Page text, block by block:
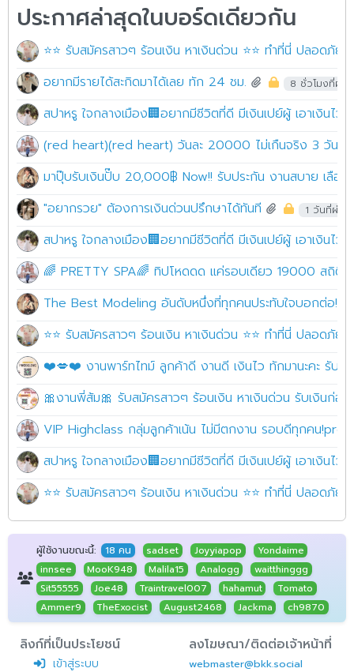
ประกาศล่าสุดในบอร์ดเดียวกัน
⭐⭐ รับสมัครสาวๆ ร้อนเงิน หาเงินด่วน ⭐⭐ ทำที่นี่ ปลอดภัย
อยากมีรายได้สะกิดมาได้เลย ทัก 24 ชม.
8 ชั่วโมงที่ผ่าน
สปาหรู ใจกลางเมือง🏢อยากมีชีวิตที่ดี มีเงินเปย์ผู้ เอาเงินไว้
(red heart)(red heart) วันละ 20000 ไม่เกืนจริง 3 วันฟา
มาปุ๊บรับเงินปั๊บ 20,000฿ Now!! รับประกัน งานสบาย เลือ
"อยากรวย" ต้องการเงินด่วนปรึกษาได้ทันที
1 วันที่ผ่าน
สปาหรู ใจกลางเมือง🏢อยากมีชีวิตที่ดี มีเงินเปย์ผู้ เอาเงินไว้
🌈 PRETTY SPA🌈 ทิปโหดดด แค่รอบเดียว 19000 สถิติใ
The Best Modeling อันดับหนึ่งที่ทุกคนประทับใจบอกต่อ!! ห
⭐⭐ รับสมัครสาวๆ ร้อนเงิน หาเงินด่วน ⭐⭐ ทำที่นี่ ปลอดภัย
❤️💋❤️ งานพาร์ทไทม์ ลูกค้าดี งานดี เงินไว ทักมานะคะ รับ
🎀งานพี่ส้ม🎀 รับสมัครสาวๆ ร้อนเงิน หาเงินด่วน รับเงินก่อน
VIP Highclass กลุ่มลูกค้าเน้น ไม่มีตกงาน รอบดีทุกคน
สปาหรู ใจกลางเมือง🏢อยากมีชีวิตที่ดี มีเงินเปย์ผู้ เอาเงินไว้
⭐⭐ รับสมัครสาวๆ ร้อนเงิน หาเงินด่วน ⭐⭐ ทำที่นี่ ปลอดภัย
ผู้ใช้งานขณะนี้: 18 คน sadset Joyyiapop
Yondaime
innsee
MooK948 Malila15 Analogg
waitthinggg
Sit55555
Joe48 Traintravel007 hahamut
Tomato
Ammer9
TheExocist August2468 Jackma ch9870
ลิงก์ที่เป็นประโยชน์
เข้าสู่ระบบ
ลงโฆษณา/ติดต่อเจ้าหน้าที่
webmaster@bkk.social